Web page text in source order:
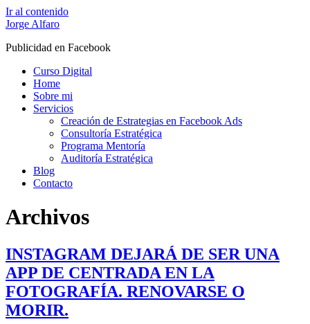
Ir al contenido
Jorge Alfaro
Publicidad en Facebook
Curso Digital
Home
Sobre mi
Servicios
Creación de Estrategias en Facebook Ads
Consultoría Estratégica
Programa Mentoría
Auditoría Estratégica
Blog
Contacto
Archivos
INSTAGRAM DEJARÁ DE SER UNA
APP DE CENTRADA EN LA
FOTOGRAFÍA. RENOVARSE O
MORIR.